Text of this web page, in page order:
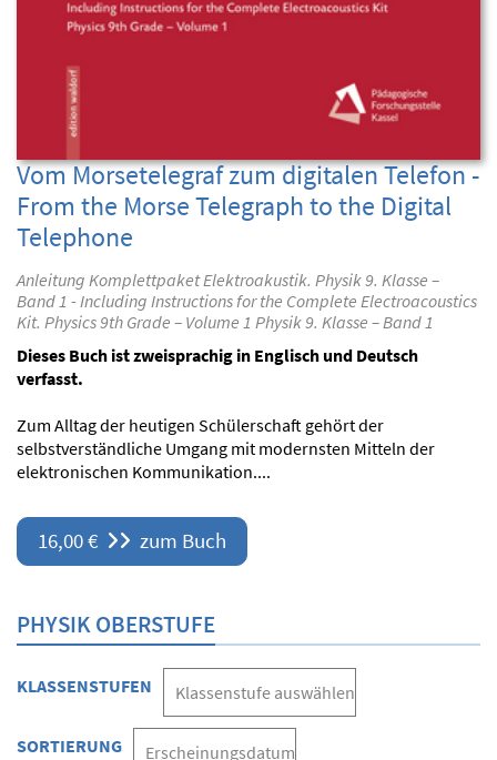
Vom Morsetelegraf zum digitalen Telefon -
From the Morse Telegraph to the Digital
Telephone
Anleitung Komplettpaket Elektroakustik. Physik 9. Klasse –
Band 1 - Including Instructions for the Complete Electroacoustics
Kit. Physics 9th Grade – Volume 1 Physik 9. Klasse – Band 1
Dieses Buch ist zweisprachig in Englisch und Deutsch
verfasst.
Zum Alltag der heutigen Schülerschaft gehört der
selbstverständliche Umgang mit modernsten Mitteln der
elektronischen Kommunikation....
16,00 € zum Buch
PHYSIK OBERSTUFE
KLASSENSTUFEN
SORTIERUNG